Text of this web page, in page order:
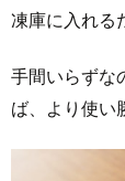
凍庫に入れる
手間いらずな
ば、より使い